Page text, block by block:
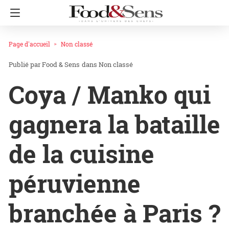
Page d'accueil Non classé
Food & Sens dans Non classé
Coya / Manko qui
gagnera la bataille
de la cuisine
péruvienne
branchée à Paris ?